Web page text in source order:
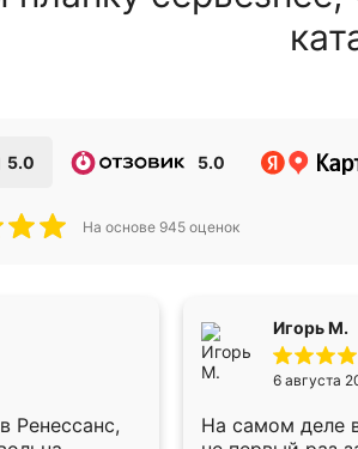
5.0 5.0
На основе 945 оценок
Ренессанс,
Игорь М.
6 августа
На самом деле